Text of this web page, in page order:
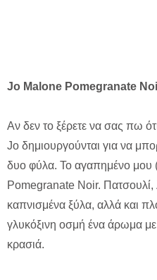
Jo Malone Pomegranate
Αν δεν το ξέρετε να σας πω
Jo δημιουργούνται για να
δυο φύλα. Το αγαπημένο μου
Pomegranate Noir. Πατσουλί,
καπνισμένα ξύλα, αλλά και
γλυκόξινη οσμή ένα άρωμα
κρασιά.